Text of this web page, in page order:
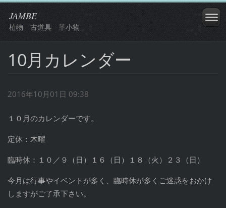
JAMBE
植物 古道具 革小物
10月カレンダー
2016年10月01日 09:38
１０月のカレンダーです。
定休：木曜
臨時休：１０／９（日）１６（日）１８（火）２３（日）
今月は行事やイベントが多く、臨時休が多くご迷惑をおかけ
しますがご了承下さい。